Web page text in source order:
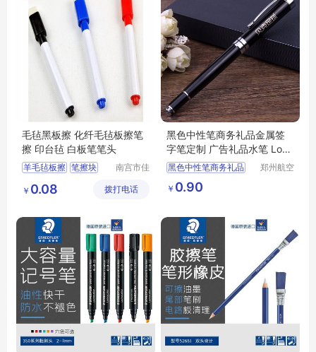
毛毡黑板擦 化纤毛毡板擦笔
擦 印台毡 白板笔笔头
羊毛毡板擦 笔擦块
白板笔毛毡
南宫市佳
品有限公
￥ 0.08 拨打电话
黑色中性笔商务礼品金属签
字笔定制 广告礼品水笔 Logo
圆珠笔
黑色中性笔商务礼品
金属签字笔定制
广告礼品水笔
郑州航空
￥ 0.90